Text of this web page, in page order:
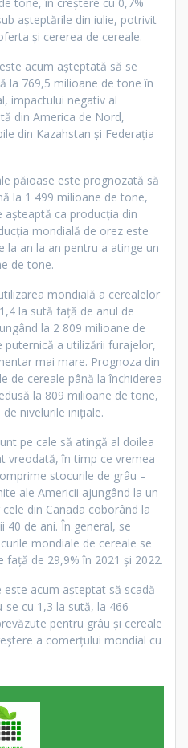
așteptările din iulie, potrivit
și cererea de cereale.
acum așteptată să se
la 769,5 milioane de tone în
impactului negativ al
din America de Nord,
din Kazahstan și Federația
păioase este prognozată să
la 1 499 milioane de tone,
așteaptă ca producția din
mondială de orez este
la an la an pentru a atinge un
de tone.
mondială a cerealelor
la sută față de anul de
la 2 809 milioane de
a utilizării furajelor,
mai mare. Prognoza din
de cereale până la închiderea
la 809 milioane de tone,
nivelurile inițiale.
pe cale să atingă al doilea
vreodată, în timp ce vremea
stocurile de grâu –
ale Americii ajungând la un
din Canada coborând la
40 de ani. În general, se
mondiale de cereale se
față de 29,9% în 2021 și 2022.
acum așteptat să scadă
cu 1,3 la sută, la 466
pentru grâu și cereale
a comerțului mondial cu